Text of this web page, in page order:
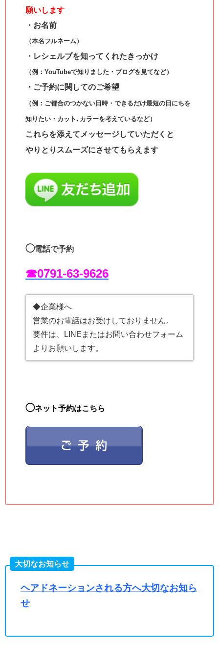
願いします
・お名前
（本名フルネーム）
・レシェルブを知ってくれたきっかけ
（例：YouTubeで知りました・ブログを見てなど）
・ご予約に関してのご希望
（例：ご都合のつかない日時・できるだけ最短の日にちを
知りたい・カット､カラーを考えているなど）
これらを添えてメッセージしていただくと
やりとりスムーズにさせてもらえます
◯電話で予約
☎︎0791-63-9626
◆企業様へ
営業のお電話はお受けしておりません。
要件は、LINEまたはお問い合わせフォーム
よりお願いします。
◯ネット予約はこちら
大切なお知らせ
ヘアドネーションされる方へ大切なお知ら
せ